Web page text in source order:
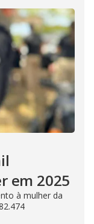
em 2025
à mulher da